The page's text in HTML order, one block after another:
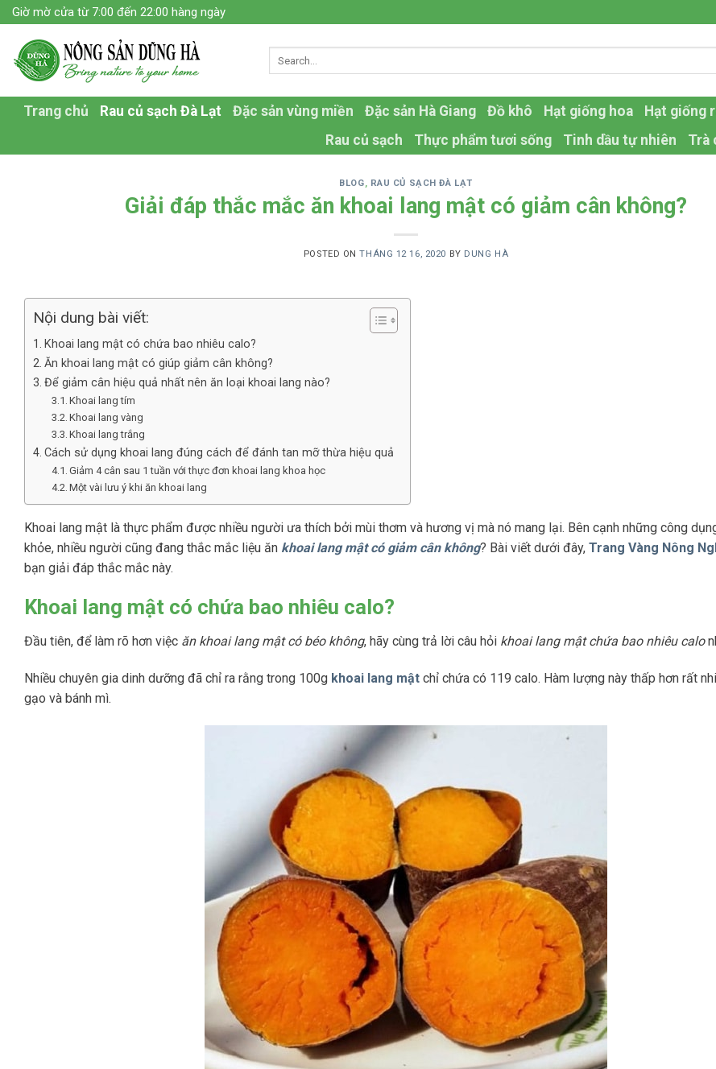
Skip
to
content
Giờ mờ cửa từ 7:00 đến 22:00 hàng ngày
Trang chủ Rau củ sạch Đà Lạt Đặc sản vùng miền Đặc sản Hà Giang Đồ khô Hạt giống hoa Hạt giống
Rau củ sạch
Thực phẩm tươi sống Tinh dầu tự nhiên Trà
BLOG, RAU CỦ SẠCH ĐÀ LẠT
Giải đáp thắc mắc ăn khoai lang mật có giảm cân không?
POSTED ONTHÁNG 12 16, 2020 BY DUNG HÀ
Nội dung bài viết:
Khoai lang mật có chứa bao nhiêu calo?
Ăn khoai lang mật có giúp giảm cân không?
Để giảm cân hiệu quả nhất nên ăn loại khoai lang nào?
Khoai lang tím
Khoai lang vàng
Khoai lang trắng
Cách sử dụng khoai lang đúng cách để đánh tan mỡ thừa hiệu quả
Giảm 4 cân sau 1 tuần với thực đơn khoai lang khoa học
Một vài lưu ý khi ăn khoai lang
Khoai lang mật là thực phẩm được nhiều người ưa thích bởi mùi thơm và hương vị mà nó mang lại. Bên cạnh những công
khỏe, nhiều người cũng đang thắc mắc liệu ăn khoai lang mật có giảm cân không? Bài viết dưới đây, Trang Vàng Nông
bạn giải đáp thắc mắc này.
Khoai lang mật có chứa bao nhiêu calo?
Đầu tiên, để làm rõ hơn việc ăn khoai lang mật có béo không, hãy cùng trả lời câu hỏi khoai lang mật chứa bao nhiêu calo
Nhiều chuyên gia dinh dưỡng đã chỉ ra rằng trong 100g khoai lang mật chỉ chứa có 119 calo. Hàm lượng này thấp hơn rất
gạo và bánh mì.